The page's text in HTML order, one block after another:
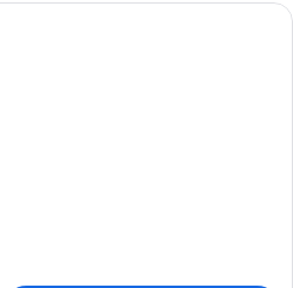
Una camera d'albergo con un letto